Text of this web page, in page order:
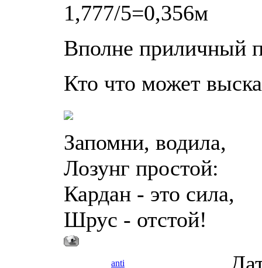
1,777/5=0,356м
Вполне приличный
Кто что может
Запомни, водила,
Лозунг простой:
Кардан - это сила,
Шрус - отстой!
anti